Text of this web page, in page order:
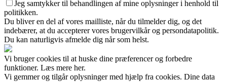
Jeg samtykker til behandlingen af mine oplysninger i henhold til
politikken.
Du bliver en del af vores mailliste, når du tilmelder dig, og det
indebærer, at du accepterer vores brugervilkår og persondatapolitik.
Du kan naturligvis afmelde dig når som helst.
Vi bruger cookies til at huske dine præferencer og forbedre
funktioner. Læs mere her.
Vi gemmer og tilgår oplysninger med hjælp fra cookies. Dine data